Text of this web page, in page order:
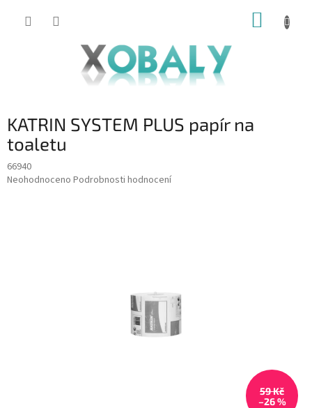
KOŠÍK
KATRIN SYSTEM PLUS papír na
toaletu
66940
Průměrné
Neohodnoceno Podrobnosti hodnocení
59 Kč
–26 %